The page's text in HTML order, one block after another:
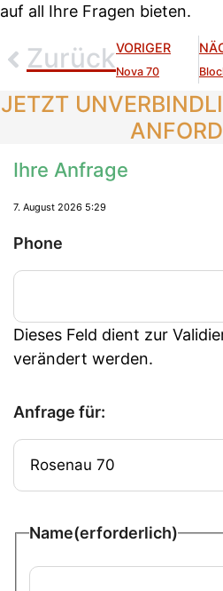
auf all Ihre Fragen bieten.
ZurückVORIGER
Nova 70
JETZT
Ihre Anfrage
7. August 2026 5:29
Phone
Dieses Feld dient zur
verändert werden.
Anfrage für:
Name(erforderlich)